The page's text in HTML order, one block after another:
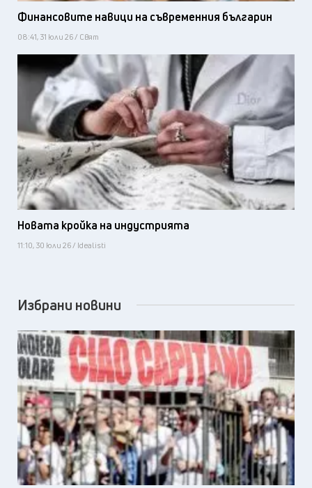
Финансовите навици на съвременния българин
08:41, 31 юли 26 / Свят
Новата кройка на индустрията
11:10, 30 юли 26 / Idealisti
Избрани новини